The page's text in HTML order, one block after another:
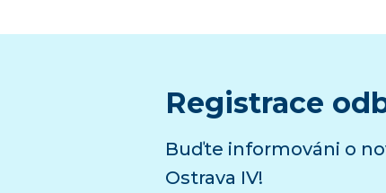
Registrace
Buďte informováni o
Ostrava IV!